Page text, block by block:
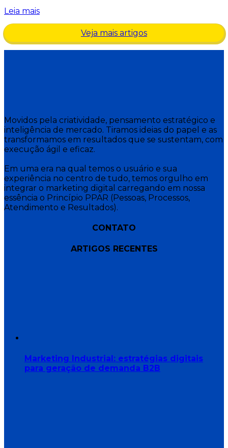
Leia mais
Veja mais artigos
Movidos pela criatividade, pensamento estratégico e
inteligência de mercado. Tiramos ideias do papel e as
transformamos em resultados que se sustentam, com
execução ágil e eficaz.
Em uma era na qual temos o usuário e sua
experiência no centro de tudo, temos orgulho em
integrar o marketing digital carregando em nossa
essência o Princípio PPAR (Pessoas, Processos,
Atendimento e Resultados).
CONTATO
ARTIGOS RECENTES
Marketing Industrial: estratégias digitais
para geração de demanda B2B